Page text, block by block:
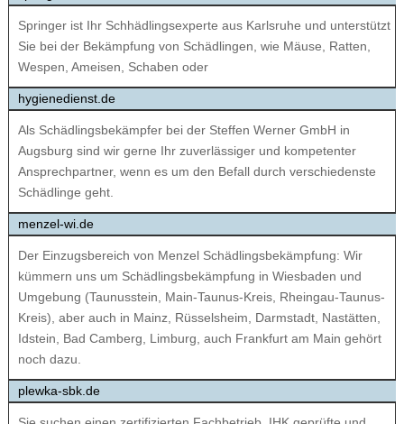
Springer ist Ihr Schhädlingsexperte aus Karlsruhe und unterstützt
Sie bei der Bekämpfung von Schädlingen, wie Mäuse, Ratten,
Wespen, Ameisen, Schaben oder
hygienedienst.de
Als Schädlingsbekämpfer bei der Steffen Werner GmbH in
Augsburg sind wir gerne Ihr zuverlässiger und kompetenter
Ansprechpartner, wenn es um den Befall durch verschiedenste
Schädlinge geht.
menzel-wi.de
Der Einzugsbereich von Menzel Schädlingsbekämpfung: Wir
kümmern uns um Schädlingsbekämpfung in Wiesbaden und
Umgebung (Taunusstein, Main-Taunus-Kreis, Rheingau-Taunus-
Kreis), aber auch in Mainz, Rüsselsheim, Darmstadt, Nastätten,
Idstein, Bad Camberg, Limburg, auch Frankfurt am Main gehört
noch dazu.
plewka-sbk.de